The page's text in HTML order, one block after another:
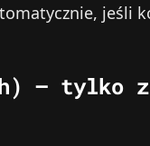
jeśli
– tylko